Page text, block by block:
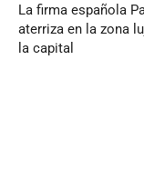
La firma española
aterriza en la zona
la capital